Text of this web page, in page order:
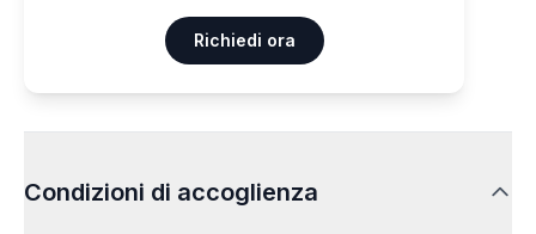
Richiedi ora
Condizioni di accoglienza